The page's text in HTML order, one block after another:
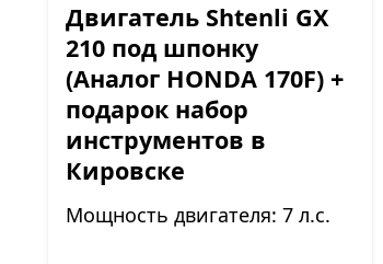
Двигатель Shtenli GX
210 под шпонку
(Аналог HONDA 170F) +
подарок набор
инструментов в
Кировске
Мощность двигателя: 7 л.с.